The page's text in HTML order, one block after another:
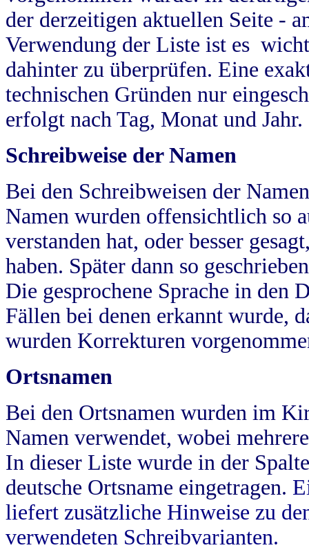
der derzeitigen aktuellen Seite -
Verwendung der Liste ist es
dahinter zu überprüfen. Eine
technischen Gründen nur
erfolgt nach Tag, Monat und Jahr.
Schreibweise der Namen
Bei den Schreibweisen der
Namen wurden offensichtlich so
verstanden hat, oder besser
haben. Später dann so
Die gesprochene Sprache in
Fällen bei denen erkannt wurde,
wurden Korrekturen
Ortsnamen
Bei den Ortsnamen wurden im
Namen verwendet, wobei
In dieser Liste wurde in der
deutsche Ortsname eingetragen.
liefert zusätzliche Hinweise zu
verwendeten Schreibvarianten.